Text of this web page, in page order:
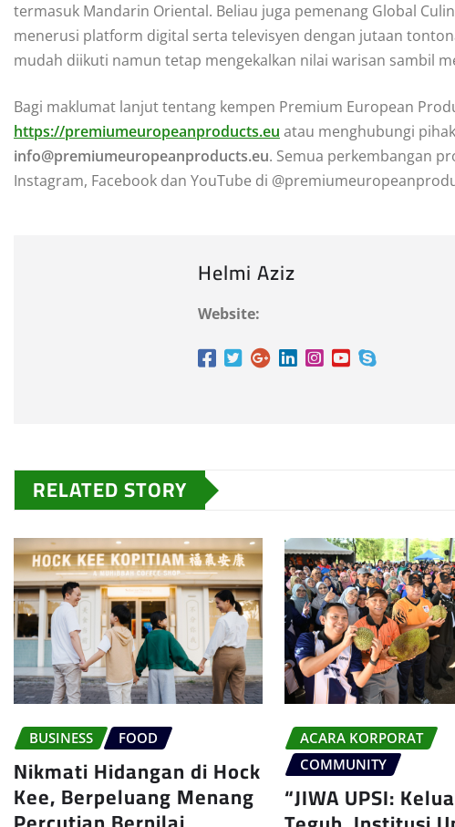
termasuk Mandarin Oriental. Beliau juga pemenang Global
menerusi platform digital serta televisyen dengan jutaan
mudah diikuti namun tetap mengekalkan nilai warisan sambil
Bagi maklumat lanjut tentang kempen Premium European
https://premiumeuropeanproducts.eu atau menghubungi
info@premiumeuropeanproducts.eu. Semua perkembangan
Instagram, Facebook dan YouTube di
Helmi Aziz
Website:
RELATED STORY
BUSINESS FOOD
Nikmati Hidangan di Hock
Kee, Berpeluang Menang
ACARA KORPORAT
COMMUNITY
“JIWA UPSI: